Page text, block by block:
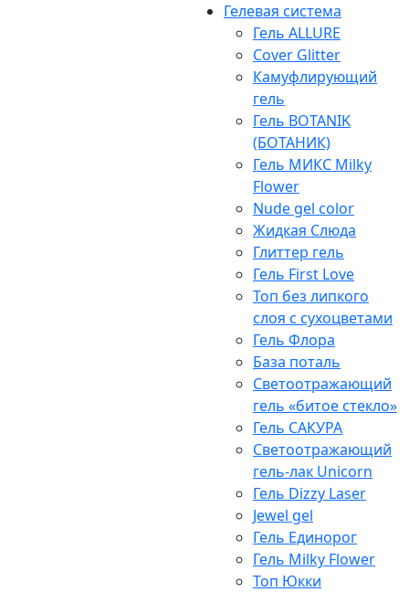
Гелевая система
Гель ALLURE
Cover Glitter
Камуфлирующий
гель
Гель BOTANIK
(БОТАНИК)
Гель МИКС Milky
Flower
Nude gel color
Жидкая Слюда
Глиттер гель
Гель First Love
Топ без липкого
слоя с сухоцветами
Гель Флора
База поталь
Светоотражающий
гель «битое стекло»
Гель САКУРА
Светоотражающий
гель-лак Unicorn
Гель Dizzy Laser
Jewel gel
Гель Единорог
Гель Milky Flower
Топ Юкки